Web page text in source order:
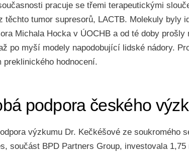
pracuje se třemi terapeutickými
těchto tumor supresorů, LACTB. Molekuly byly
Michala Hocka v ÚOCHB a od té doby
po myší modely napodobující lidské nádory.
hodnocení.
podpora českého
výzkumu Dr. Kečkéšové ze soukromého
součást BPD Partners Group, investovala